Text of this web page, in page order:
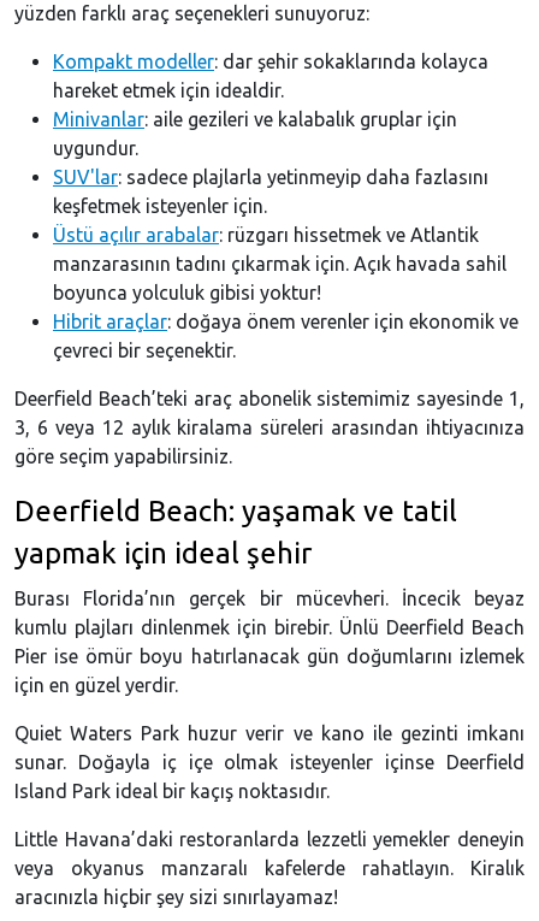
yüzden farklı araç seçenekleri sunuyoruz:
Kompakt modeller: dar şehir sokaklarında kolayca
hareket etmek için idealdir.
Minivanlar: aile gezileri ve kalabalık gruplar için
uygundur.
SUV'lar: sadece plajlarla yetinmeyip daha fazlasını
keşfetmek isteyenler için.
Üstü açılır arabalar: rüzgarı hissetmek ve Atlantik
manzarasının tadını çıkarmak için. Açık havada sahil
boyunca yolculuk gibisi yoktur!
Hibrit araçlar: doğaya önem verenler için ekonomik ve
çevreci bir seçenektir.
Deerfield Beach’teki araç abonelik sistemimiz sayesinde 1,
3, 6 veya 12 aylık kiralama süreleri arasından ihtiyacınıza
göre seçim yapabilirsiniz.
Deerfield Beach: yaşamak ve tatil
yapmak için ideal şehir
Burası Florida’nın gerçek bir mücevheri. İncecik beyaz
kumlu plajları dinlenmek için birebir. Ünlü Deerfield Beach
Pier ise ömür boyu hatırlanacak gün doğumlarını izlemek
için en güzel yerdir.
Quiet Waters Park huzur verir ve kano ile gezinti imkanı
sunar. Doğayla iç içe olmak isteyenler içinse Deerfield
Island Park ideal bir kaçış noktasıdır.
Little Havana’daki restoranlarda lezzetli yemekler deneyin
veya okyanus manzaralı kafelerde rahatlayın. Kiralık
aracınızla hiçbir şey sizi sınırlayamaz!